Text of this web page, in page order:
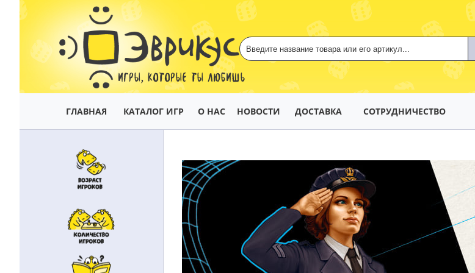
ИГРЫ, КОТОРЫЕ ТЫ ЛЮБИШЬ
ГЛАВНАЯ КАТАЛОГ ИГР О НАС НОВОСТИ ДОСТАВКА СОТРУДНИЧЕСТВО